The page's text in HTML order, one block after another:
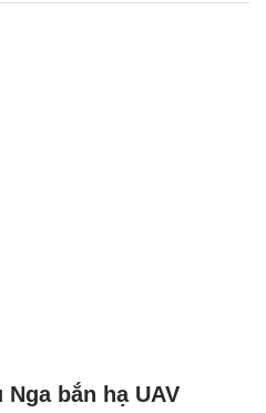
bắn hạ UAV